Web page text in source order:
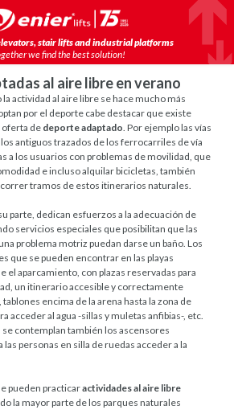
stair lifts and industrial platforms
we find the best solution!
al aire libre en verano
la actividad al aire libre se hace mucho más
por el deporte cabe destacar que existe
oferta de deporte adaptado. Por ejemplo las vías
antiguos trazados de los ferrocarriles de vía
a los usuarios con problemas de movilidad, que
e incluso alquilar bicicletas, también
tramos de estos itinerarios naturales.
parte, dedican esfuerzos a la adecuación de
servicios especiales que posibilitan que las
problema motriz puedan darse un baño. Los
que se pueden encontrar en las playas
el aparcamiento, con plazas reservadas para
un itinerario accesible y correctamente
tablones encima de la arena hasta la zona de
acceder al agua -sillas y muletas anfibias-, etc.
se contemplan también los ascensores
personas en silla de ruedas acceder a la
pueden practicaractividades al aire libre
la mayor parte de los parques naturales